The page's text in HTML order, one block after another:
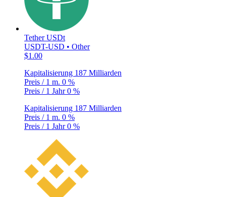
Tether USDt
USDT-USD • Other
$1.00
Kapitalisierung 187 Milliarden
Preis / 1 m. 0 %
Preis / 1 Jahr0 %
Kapitalisierung 187 Milliarden
Preis / 1 m. 0 %
Preis / 1 Jahr0 %